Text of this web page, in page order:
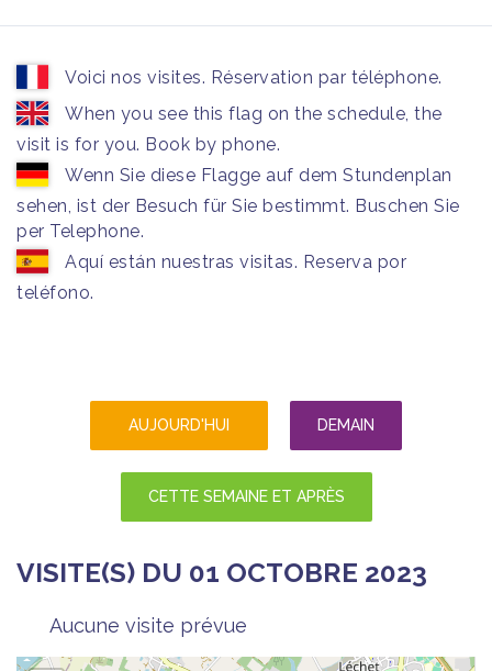
Voici nos visites. Réservation par téléphone.
When you see this flag on the schedule, the
visit is for you. Book by phone.
Wenn Sie diese Flagge auf dem Stundenplan
sehen, ist der Besuch für Sie bestimmt. Buschen Sie
per Telephone.
Aquí están nuestras visitas. Reserva por
teléfono.
AUJOURD'HUI DEMAIN
CETTE SEMAINE ET APRÈS
VISITE(S) DU 01 OCTOBRE 2023
Aucune visite prévue